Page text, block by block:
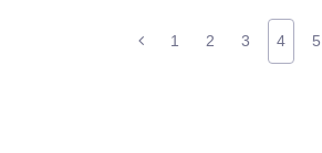
1 2 3 4 5